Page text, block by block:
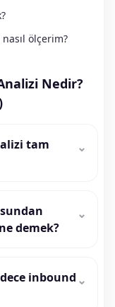
ölçerim?
Nedir?
tam
⌄
demek?
⌄
inbound ⌄